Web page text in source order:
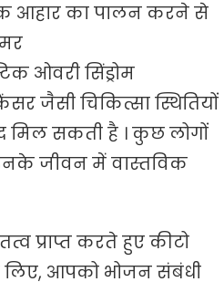
आहार का पालन करने से
ओवरी सिंड्रोम
जैसी चिकित्सा स्थितियों
मिल सकती है । कुछ लोगों
जीवन में वास्तविक
प्राप्त करते हुए कीटो
आपको भोजन संबंधी